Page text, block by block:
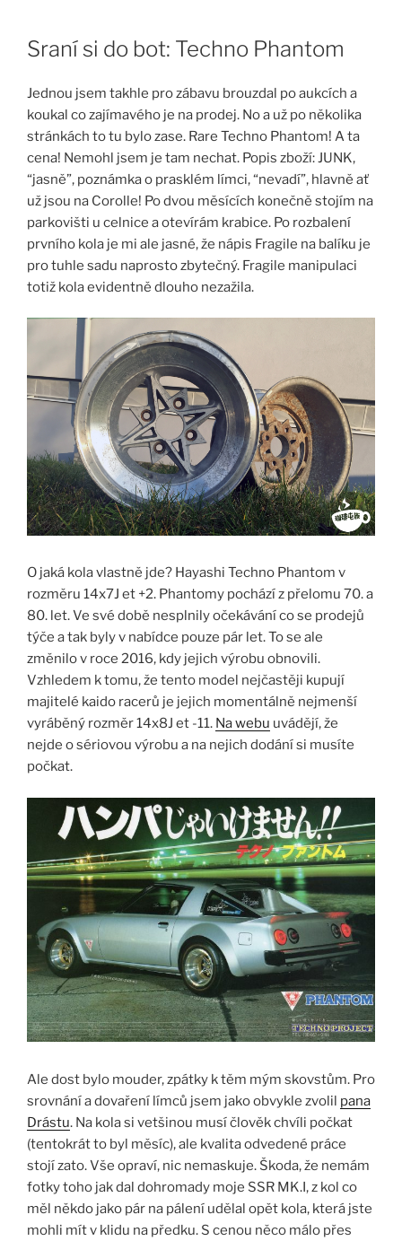
contentSraní si do bot: Techno Phantom
Jednou jsem takhle pro zábavu brouzdal po aukcích a
koukal co zajímavého je na prodej. No a už po několika
stránkách to tu bylo zase. Rare Techno Phantom! A ta
cena! Nemohl jsem je tam nechat. Popis zboží: JUNK,
“jasně”, poznámka o prasklém límci, “nevadí”, hlavně ať
už jsou na Corolle! Po dvou měsících konečně stojím na
parkovišti u celnice a otevírám krabice. Po rozbalení
prvního kola je mi ale jasné, že nápis Fragile na balíku je
pro tuhle sadu naprosto zbytečný. Fragile manipulaci
totiž kola evidentně dlouho nezažila.
O jaká kola vlastně jde? Hayashi Techno Phantom v
rozměru 14x7J et +2. Phantomy pochází z přelomu 70. a
80. let. Ve své době nesplnily očekávání co se prodejů
týče a tak byly v nabídce pouze pár let. To se ale
změnilo v roce 2016, kdy jejich výrobu obnovili.
Vzhledem k tomu, že tento model nejčastěji kupují
majitelé kaido racerů je jejich momentálně nejmenší
vyráběný rozměr 14x8J et -11. Na webu uvádějí, že
nejde o sériovou výrobu a na nejich dodání si musíte
počkat.
Ale dost bylo mouder, zpátky k těm mým skovstům. Pro
srovnání a dovaření límců jsem jako obvykle zvolil pana
Drástu. Na kola si vetšinou musí člověk chvíli počkat
(tentokrát to byl měsíc), ale kvalita odvedené práce
stojí zato. Vše opraví, nic nemaskuje. Škoda, že nemám
fotky toho jak dal dohromady moje SSR MK.I, z kol co
měl někdo jako pár na pálení udělal opět kola, která jste
mohli mít v klidu na předku. S cenou něco málo přes